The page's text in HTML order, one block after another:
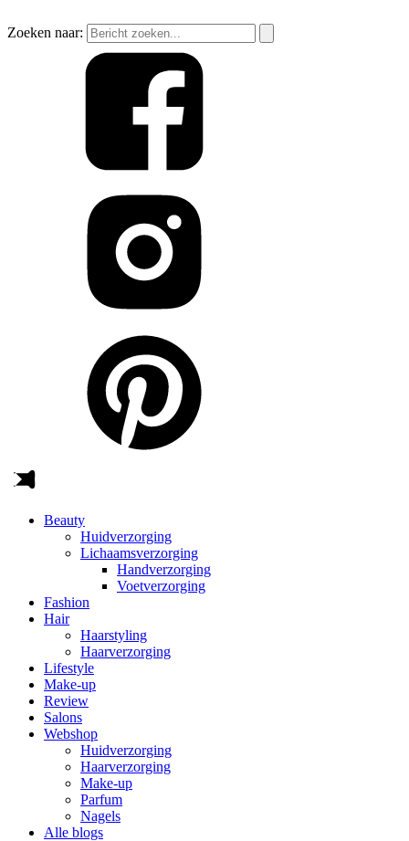
Zoeken naar:
Beauty
Huidverzorging
Lichaamsverzorging
Handverzorging
Voetverzorging
Fashion
Hair
Haarstyling
Haarverzorging
Lifestyle
Make-up
Review
Salons
Webshop
Huidverzorging
Haarverzorging
Make-up
Parfum
Nagels
Alle blogs